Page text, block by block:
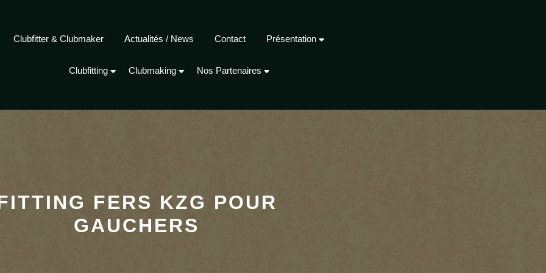
Clubfitter & Clubmaker Actualités / News Contact Présentation
Clubfitting Clubmaking Nos Partenaires
FERS KZG POUR
GAUCHERS